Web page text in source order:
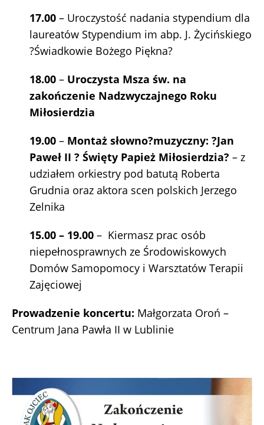
17.00 – Uroczystość nadania stypendium dla
laureatów Stypendium im abp. J. Życińskiego
?Świadkowie Bożego Piękna?
18.00 – Uroczysta Msza św. na
zakończenie Nadzwyczajnego Roku
Miłosierdzia
19.00 – Montaż słowno?muzyczny: ?Jan
Paweł II ? Święty Papież Miłosierdzia? – z
udziałem orkiestry pod batutą Roberta
Grudnia oraz aktora scen polskich Jerzego
Zelnika
15.00 – 19.00 – Kiermasz prac osób
niepełnosprawnych ze Środowiskowych
Domów Samopomocy i Warsztatów Terapii
Zajęciowej
Prowadzenie koncertu: Małgorzata Oroń –
Centrum Jana Pawła II w Lublinie